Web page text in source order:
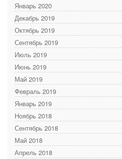
Январь 2020
Декабрь 2019
Октябрь 2019
Сентябрь 2019
Июль 2019
Июнь 2019
Май 2019
Февраль 2019
Январь 2019
Ноябрь 2018
Сентябрь 2018
Май 2018
Апрель 2018